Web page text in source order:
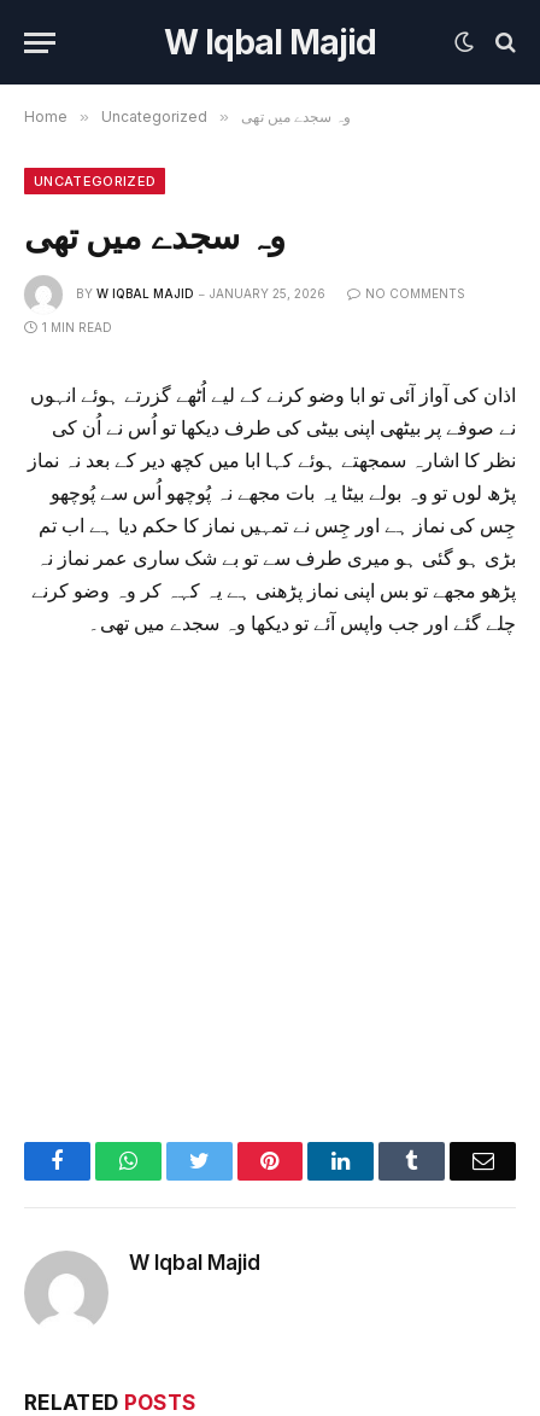
W Iqbal Majid
Home » Uncategorized » وہ سجدے میں تھی
UNCATEGORIZED
وہ سجدے میں تھی
BY W IQBAL MAJID JANUARY 25, 2026 NO COMMENTS
1 MIN READ
اذان کی آواز آئی تو ابا وضو کرنے کے لیے اُٹھے گزرتے ہوئے انہوں
نے صوفے پر بیٹھی اپنی بیٹی کی طرف دیکھا تو اُس نے اُن کی
نظر کا اشارہ سمجھتے ہوئے کہا ابا میں کچھ دیر کے بعد نہ نماز
پڑھ لوں تو وہ بولے بیٹا یہ بات مجھے نہ پُوچھو اُس سے پُوچھو
جِس کی نماز ہے اور جِس نے تمہیں نماز کا حکم دیا ہے اب تم
بڑی ہو گئی ہو میری طرف سے تو بے شک ساری عمر نماز نہ
پڑھو مجھے تو بس اپنی نماز پڑھنی ہے یہ کہہ کر وہ وضو کرنے
چلے گئے اور جب واپس آئے تو دیکھا وہ سجدے میں تھی۔
FacebookWhatsAppTwitter PinterestLinkedIn Tumblr
W Iqbal Majid
RELATED POSTS